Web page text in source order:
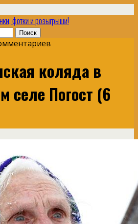
фотки и розыгрыши!
коляда в
селе Погост (6